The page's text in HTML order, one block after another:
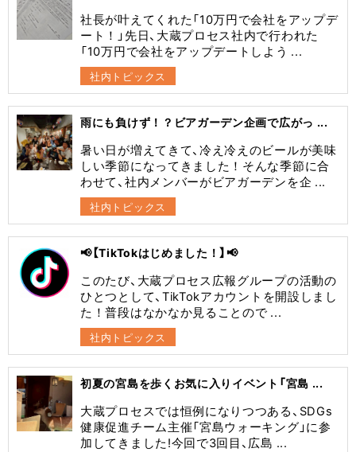
社長が叶えてくれた「10万円で会社をアップデ
ート！」先日、大蔵プロセス社内で行われた
「10万円で会社をアップデートしよう ...
社内トピックス
雨にも負けず！？ビアガーデン企画で広がっ ...
暑い日が増えてきて、冷え冷えのビールが美味
しい季節になってきました！そんな季節に合
わせて、社内メンバーがビアガーデンを企 ...
社内トピックス
📢【TikTokはじめました！】📢
このたび、大蔵プロセス広報グループの活動の
ひとつとして、TikTokアカウントを開設しまし
た！普段はなかなか見ることので ...
社内トピックス
初夏の宮島を歩くお気に入りイベント「宮島 ...
大蔵プロセスでは恒例になりつつある、SDGs
健康促進チーム主催「宮島ウォーキング」に参
加してきました!今回で3回目、広島 ...